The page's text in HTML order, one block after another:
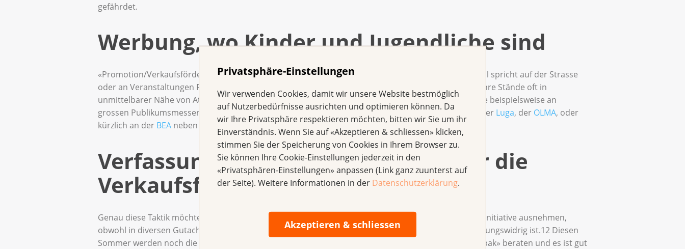
Privatsphäre-Einstellungen
Wir verwenden Cookies, damit wir unsere Website bestmöglich
auf Nutzerbedürfnisse ausrichten und optimieren können. Da
wir Ihre Privatsphäre respektieren möchten, bitten wir Sie um ihr
Einverständnis. Wenn Sie auf «Akzeptieren & schliessen» klicken,
stimmen Sie der Speicherung von Cookies in Ihrem Browser zu.
Sie können Ihre Cookie-Einstellungen jederzeit in den
«Privatsphären-Einstellungen» anpassen (Link ganz zuunterst auf
der Seite). Weitere Informationen in der Datenschutzerklärung.
Akzeptieren & schliessen
gefährdet.
Werbung, wo Kinder und Jugendliche sind
«Promotion/Verkaufsförderung» ist eine sehr effiziente Werbemassnahme: Mobiles Verkaufspersonal spricht auf der Strasse
oder an Veranstaltungen Personen an und wirbt dabei für Tabakprodukte. Die Hersteller platzieren ihre Stände oft in
unmittelbarer Nähe von Attraktionen, die Kinder und Jugendliche anziehen. So war die Tabakindustrie beispielsweise an
grossen Publikumsmessen präsent, die «Spiel und Spass» für die ganze Familie versprechen, z.B. an der Luga, der OLMA, oder
kürzlich an der BEA neben Spielkiste und Ponyreiten.
Verfassungswidriger Ausnahmen für die
Verkaufsförderung
Genau diese Taktik möchte die Gesundheitskommission des Ständerats von der Umsetzung der Volkinitiative ausnehmen,
obwohl in diversen Gutachten festgehalten ist, dass die Ausnahme für die Verkaufsförderung verfassungswidrig ist.12 Diesen
Sommer werden noch die letzten Differenzen bei der Umsetzung der Volksinitiative «Kinder Ohne Tabak» beraten und es ist gut